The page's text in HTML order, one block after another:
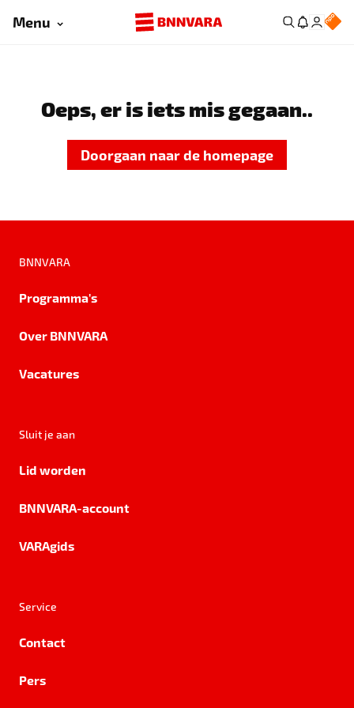
Menu
Oeps, er is iets mis gegaan..
Doorgaan naar de homepage
BNNVARA
Programma's
Over BNNVARA
Vacatures
Sluit je aan
Lid worden
BNNVARA-account
VARAgids
Service
Contact
Pers